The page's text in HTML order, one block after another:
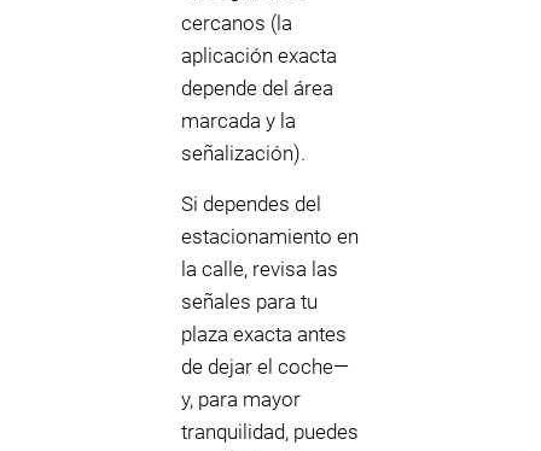
cercanos (la
aplicación exacta
depende del área
marcada y la
señalización).
Si dependes del
estacionamiento en
la calle, revisa las
señales para tu
plaza exacta antes
de dejar el coche—
y, para mayor
tranquilidad, puedes